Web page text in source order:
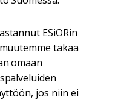
ESiORin
takaa
omaan
jos niin ei